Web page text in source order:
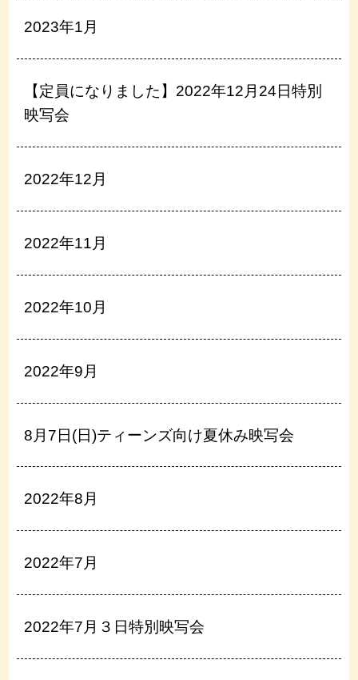
2023年1月
【定員になりました】2022年12月24日特別
映写会
2022年12月
2022年11月
2022年10月
2022年9月
8月7日(日)ティーンズ向け夏休み映写会
2022年8月
2022年7月
2022年7月３日特別映写会